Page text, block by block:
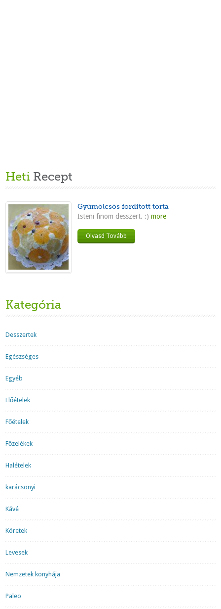
Heti Recept
Gyümölcsös fordított torta
Isteni finom desszert. :) more
Olvasd Tovább
Kategória
Desszertek
Egészséges
Egyéb
Előételek
Főételek
Főzelékek
Halételek
karácsonyi
Kávé
Köretek
Levesek
Nemzetek konyhája
Paleo